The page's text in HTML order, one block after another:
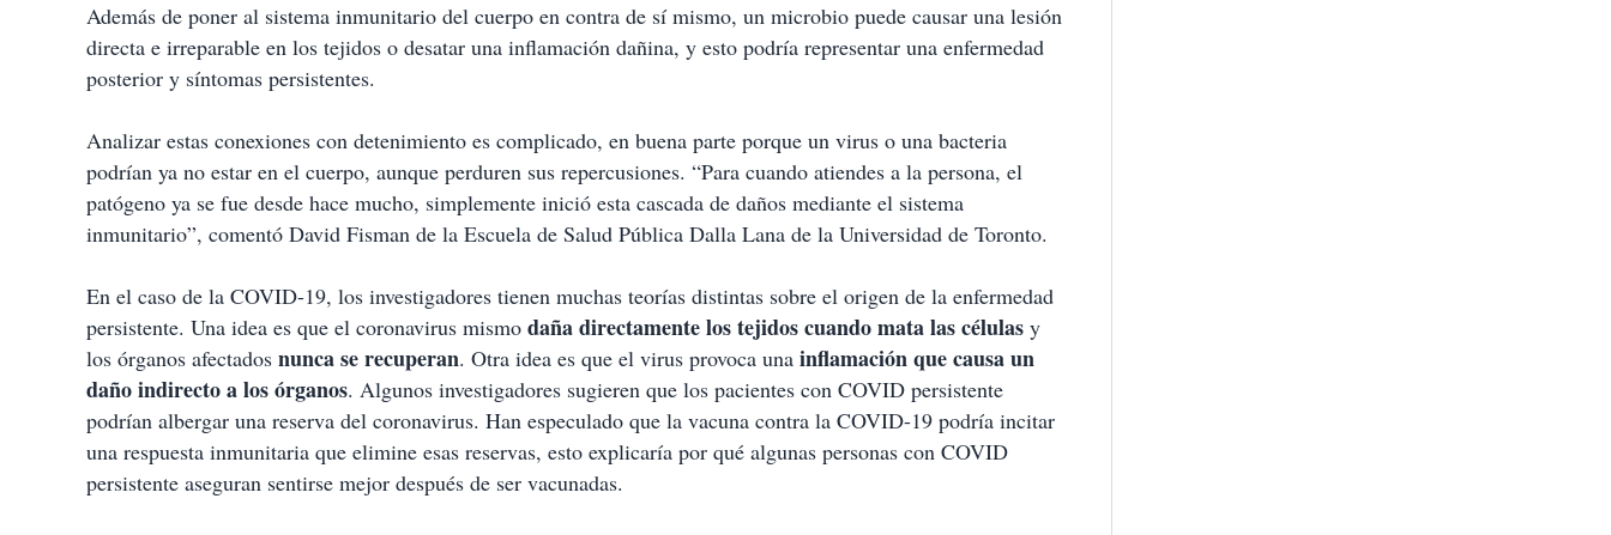
Además de poner al sistema inmunitario del cuerpo en contra de sí mismo, un microbio puede causar una lesión
directa e irreparable en los tejidos o desatar una inflamación dañina, y esto podría representar una enfermedad
posterior y síntomas persistentes.
Analizar estas conexiones con detenimiento es complicado, en buena parte porque un virus o una bacteria
podrían ya no estar en el cuerpo, aunque perduren sus repercusiones. “Para cuando atiendes a la persona, el
patógeno ya se fue desde hace mucho, simplemente inició esta cascada de daños mediante el sistema
inmunitario”, comentó David Fisman de la Escuela de Salud Pública Dalla Lana de la Universidad de Toronto.
En el caso de la COVID-19, los investigadores tienen muchas teorías distintas sobre el origen de la enfermedad
persistente. Una idea es que el coronavirus mismo daña directamente los tejidos cuando mata las células y
los órganos afectados nunca se recuperan. Otra idea es que el virus provoca una inflamación que causa un
daño indirecto a los órganos. Algunos investigadores sugieren que los pacientes con COVID persistente
podrían albergar una reserva del coronavirus. Han especulado que la vacuna contra la COVID-19 podría incitar
una respuesta inmunitaria que elimine esas reservas, esto explicaría por qué algunas personas con COVID
persistente aseguran sentirse mejor después de ser vacunadas.